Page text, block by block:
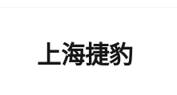
上海捷豹